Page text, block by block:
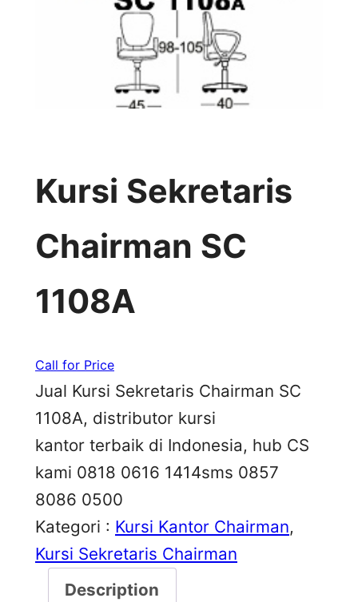
Kursi Sekretaris
Chairman SC
1108A
Call for Price
Jual Kursi Sekretaris Chairman SC
1108A, distributor kursi
kantor terbaik di Indonesia, hub CS
kami 0818 0616 1414sms 0857
8086 0500
Kategori : Kursi Kantor Chairman
Kursi Sekretaris Chairman
Description